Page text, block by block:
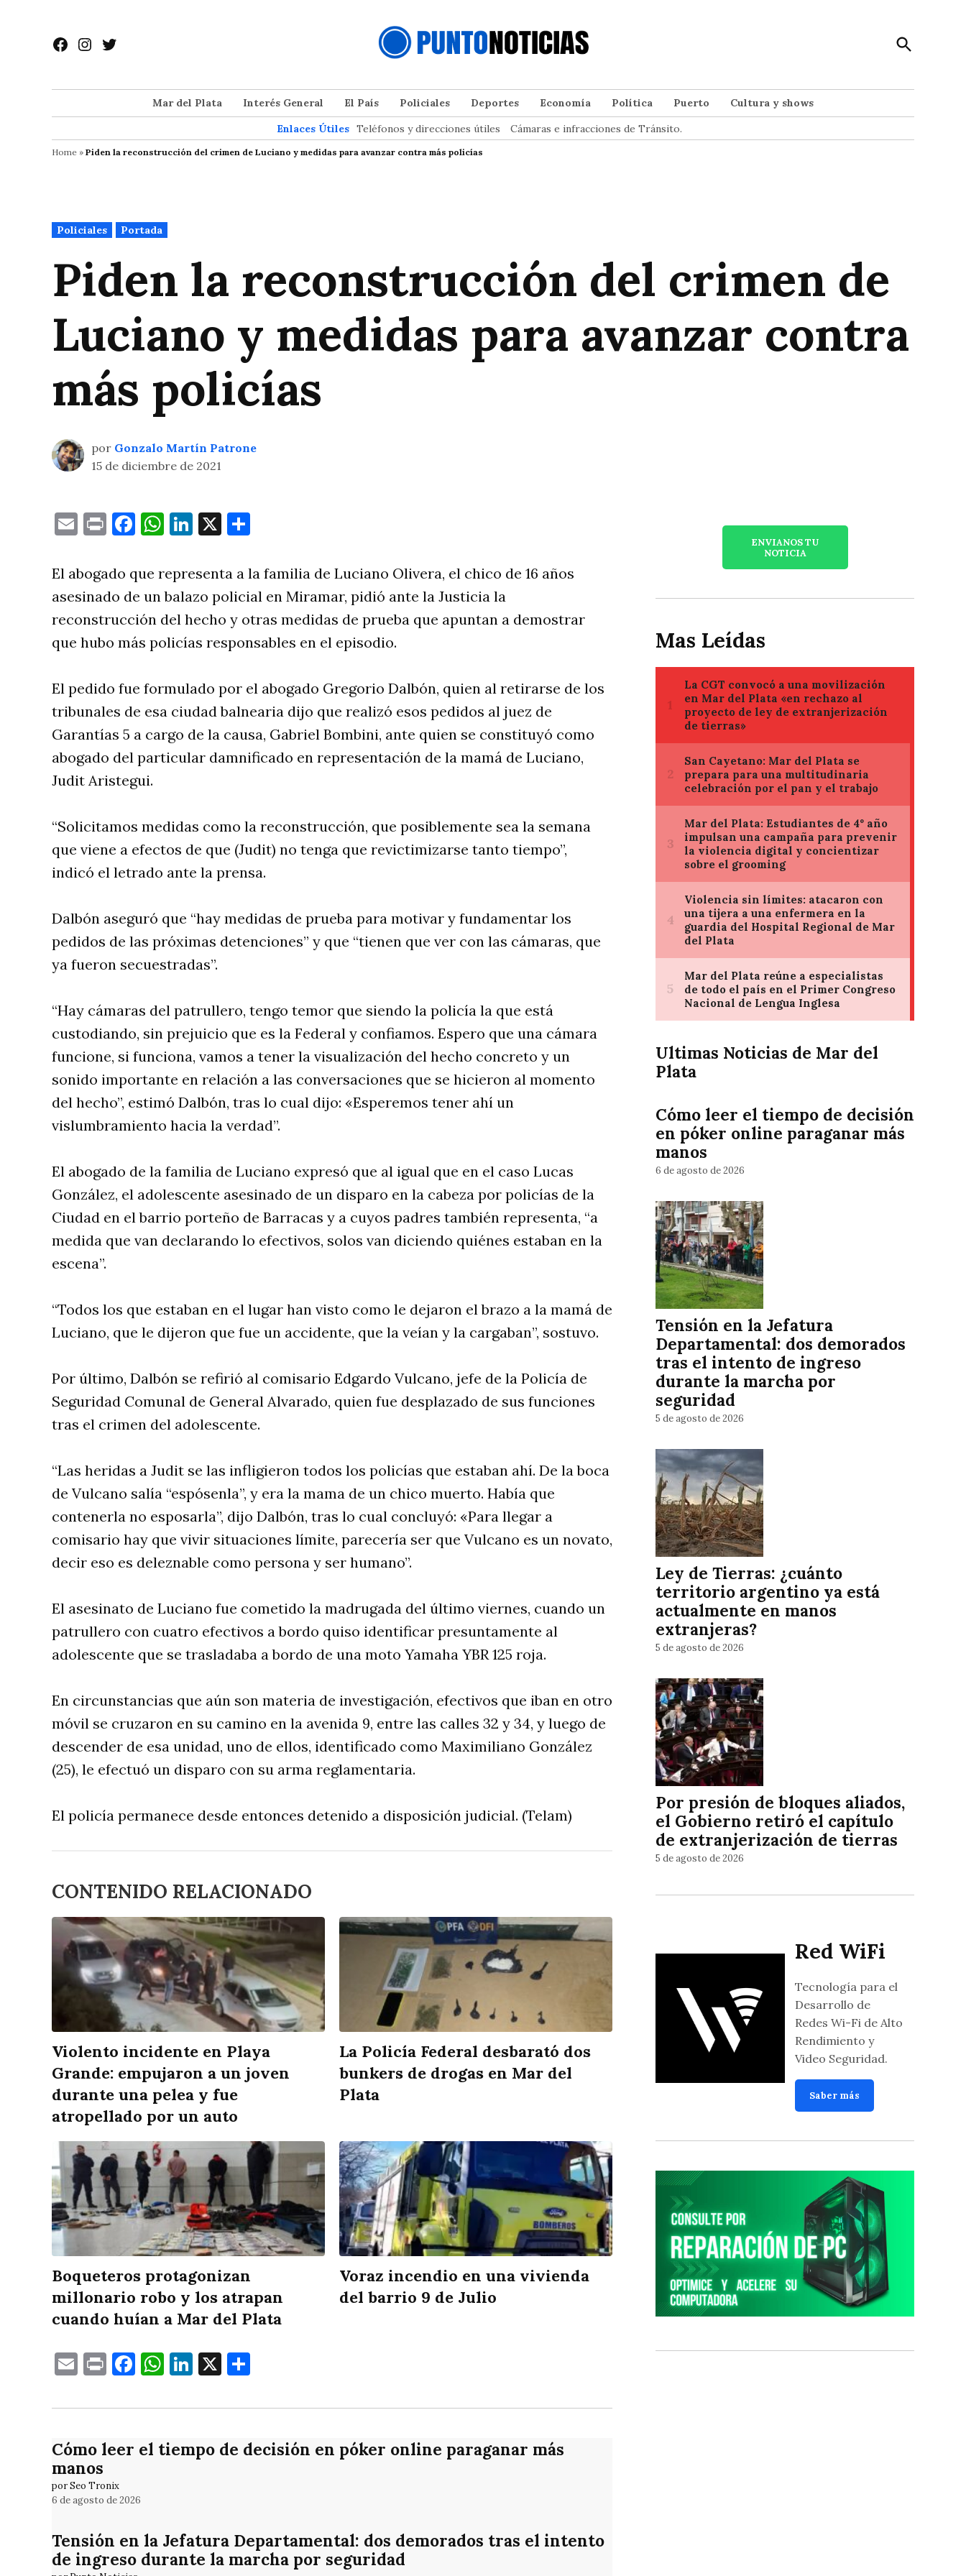
contenido
Facebook
Instagram
Twitter
Open
Search
Mar del Plata Interés General El País Policiales Deportes Economía Política Puerto
Cultura y shows
Enlaces Útiles Teléfonos y direcciones útiles Cámaras e infracciones de Tránsito.
Home » Piden la reconstrucción del crimen de Luciano y medidas para avanzar contra más policías
Publicado
en
Policiales Portada
Piden la reconstrucción del crimen de
Luciano y medidas para avanzar contra
más policías
por Gonzalo Martín Patrone
15 de diciembre de 2021
EmailPrintFacebook
WhatsApp
LinkedIn
X
El abogado que representa a la familia de Luciano Olivera, el chico de 16 años
asesinado de un balazo policial en Miramar, pidió ante la Justicia la
reconstrucción del hecho y otras medidas de prueba que apuntan a demostrar
que hubo más policías responsables en el episodio.
El pedido fue formulado por el abogado Gregorio Dalbón, quien al retirarse de los
tribunales de esa ciudad balnearia dijo que realizó esos pedidos al juez de
Garantías 5 a cargo de la causa, Gabriel Bombini, ante quien se constituyó como
abogado del particular damnificado en representación de la mamá de Luciano,
Judit Aristegui.
“Solicitamos medidas como la reconstrucción, que posiblemente sea la semana
que viene a efectos de que (Judit) no tenga que revictimizarse tanto tiempo”,
indicó el letrado ante la prensa.
Dalbón aseguró que “hay medidas de prueba para motivar y fundamentar los
pedidos de las próximas detenciones” y que “tienen que ver con las cámaras, que
ya fueron secuestradas”.
“Hay cámaras del patrullero, tengo temor que siendo la policía la que está
custodiando, sin prejuicio que es la Federal y confiamos. Espero que una cámara
funcione, si funciona, vamos a tener la visualización del hecho concreto y un
sonido importante en relación a las conversaciones que se hicieron al momento
del hecho”, estimó Dalbón, tras lo cual dijo: «Esperemos tener ahí un
vislumbramiento hacia la verdad”.
El abogado de la familia de Luciano expresó que al igual que en el caso Lucas
González, el adolescente asesinado de un disparo en la cabeza por policías de la
Ciudad en el barrio porteño de Barracas y a cuyos padres también representa, “a
medida que van declarando lo efectivos, solos van diciendo quiénes estaban en la
escena”.
“Todos los que estaban en el lugar han visto como le dejaron el brazo a la mamá de
Luciano, que le dijeron que fue un accidente, que la veían y la cargaban”, sostuvo.
Por último, Dalbón se refirió al comisario Edgardo Vulcano, jefe de la Policía de
Seguridad Comunal de General Alvarado, quien fue desplazado de sus funciones
tras el crimen del adolescente.
“Las heridas a Judit se las infligieron todos los policías que estaban ahí. De la boca
de Vulcano salía “espósenla”, y era la mama de un chico muerto. Había que
contenerla no esposarla”, dijo Dalbón, tras lo cual concluyó: «Para llegar a
comisario hay que vivir situaciones límite, parecería ser que Vulcano es un novato,
decir eso es deleznable como persona y ser humano”.
El asesinato de Luciano fue cometido la madrugada del último viernes, cuando un
patrullero con cuatro efectivos a bordo quiso identificar presuntamente al
adolescente que se trasladaba a bordo de una moto Yamaha YBR 125 roja.
En circunstancias que aún son materia de investigación, efectivos que iban en otro
móvil se cruzaron en su camino en la avenida 9, entre las calles 32 y 34, y luego de
descender de esa unidad, uno de ellos, identificado como Maximiliano González
(25), le efectuó un disparo con su arma reglamentaria.
El policía permanece desde entonces detenido a disposición judicial. (Telam)
CONTENIDO RELACIONADO
Violento incidente en Playa
Grande: empujaron a un joven
durante una pelea y fue
atropellado por un auto
La Policía Federal desbarató dos
bunkers de drogas en Mar del
Plata
Boqueteros protagonizan
millonario robo y los atrapan
cuando huían a Mar del Plata
Voraz incendio en una vivienda
del barrio 9 de Julio
EmailPrintFacebook
WhatsApp
LinkedIn
X
Cómo leer el tiempo de decisión en póker online paraganar más
manos
por Seo Tronix
6 de agosto de 2026
Tensión en la Jefatura Departamental: dos demorados tras el intento
de ingreso durante la marcha por seguridad
ENVIANOS TU
NOTICIA
Mas Leídas
Ultimas Noticias de Mar del
Plata
Cómo leer el tiempo de decisión
en póker online paraganar más
manos
6 de agosto de 2026
Tensión en la Jefatura
Departamental: dos demorados
tras el intento de ingreso
durante la marcha por
seguridad
5 de agosto de 2026
Ley de Tierras: ¿cuánto
territorio argentino ya está
actualmente en manos
extranjeras?
5 de agosto de 2026
Por presión de bloques aliados,
el Gobierno retiró el capítulo
de extranjerización de tierras
5 de agosto de 2026
Red WiFi
Tecnología para el
Desarrollo de
Redes Wi-Fi de Alto
Rendimiento y
Video Seguridad.
Saber más